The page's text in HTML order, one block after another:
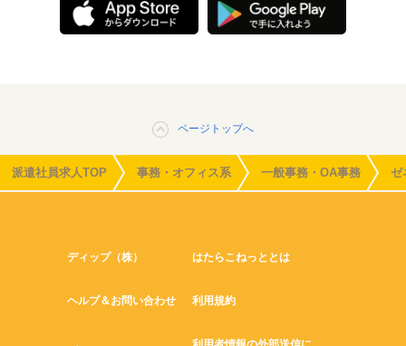
ページトップへ
派遣社員求人TOP 事務・オフィス系 一般事務・OA事務
ディップ（株） はたらこねっととは
ヘルプ＆お問い合わせ 利用規約